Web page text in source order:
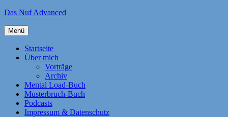
Zum
springen
Das Nuf Advanced
Menü
Startseite
Über mich
Vorträge
Archiv
Mental Load-Buch
Musterbruch-Buch
Podcasts
Impressum & Datenschutz